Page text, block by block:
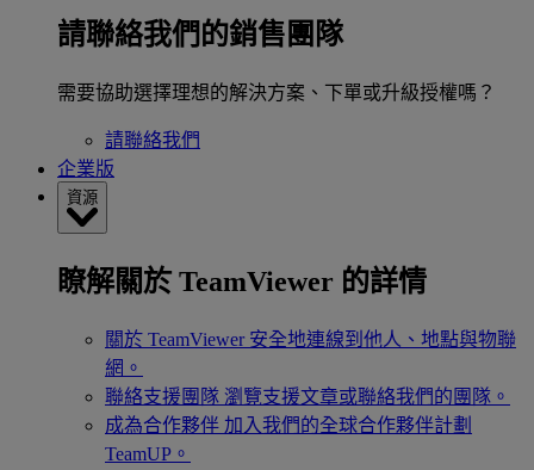
請聯絡我們的銷售團隊
需要協助選擇理想的解決方案、下單或升級授權嗎？
請聯絡我們
企業版
資源
瞭解關於 TeamViewer 的詳情
關於 TeamViewer 安全地連線到他人、地點與物聯
網。
聯絡支援團隊 瀏覽支援文章或聯絡我們的團隊。
成為合作夥伴 加入我們的全球合作夥伴計劃
TeamUP。